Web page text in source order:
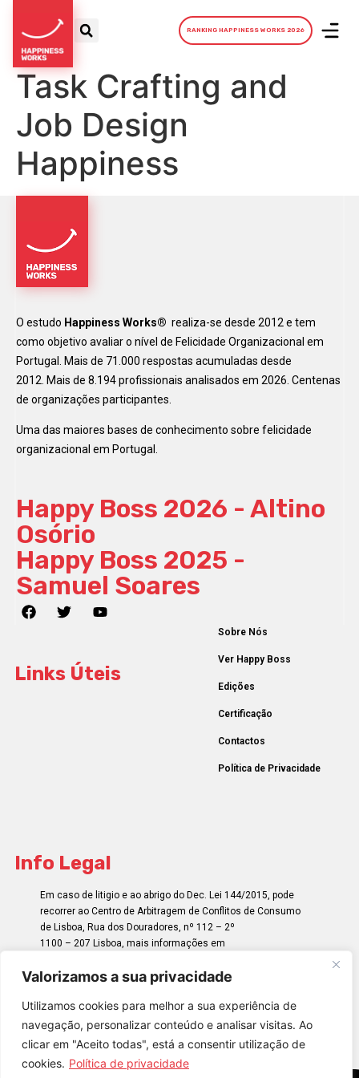
Valorizamos a sua privacidade
Utilizamos cookies para melhor a sua experiência de
navegação, personalizar conteúdo e analisar visitas. Ao
clicar em "Aceito todas", está a consentir utilização de
cookies. Política de privacidade
RANKING HAPPINESS WORKS 2026
Task Crafting and
Job Design
Happiness
O estudo Happiness Works® realiza-se desde 2012 e tem
como objetivo avaliar o nível de Felicidade Organizacional em
Portugal. Mais de 71.000 respostas acumuladas desde
2012. Mais de 8.194 profissionais analisados em 2026. Centenas
de organizações participantes.
Uma das maiores bases de conhecimento sobre felicidade
organizacional em Portugal.
Happy Boss 2026 - Altino
Osório
Happy Boss 2025 -
Samuel Soares
Links Úteis
Sobre Nós
Ver Happy Boss
Edições
Certificação
Contactos
Política de Privacidade
Info Legal
Em caso de litigio e ao abrigo do Dec. Lei 144/2015, pode
recorrer ao Centro de Arbitragem de Conflitos de Consumo
de Lisboa, Rua dos Douradores, nº 112 – 2º
1100 – 207 Lisboa, mais informações em